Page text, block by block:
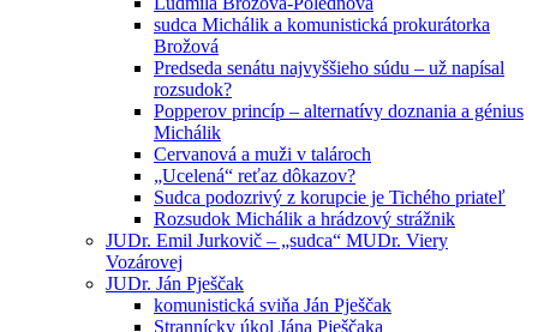
sudca Michálik a komunistická prokurátorka
Brožová
Predseda senátu najvyššieho súdu – už napísal
rozsudok?
Popperov princíp – alternatívy doznania a génius
Michálik
Cervanová a muži v talároch
„Ucelená“ reťaz dôkazov?
Sudca podozrivý z korupcie je Tichého priateľ
Rozsudok Michálik a hrádzový strážnik
JUDr. Emil Jurkovič – „sudca“ MUDr. Viery
Vozárovej
JUDr. Ján Pješčak
komunistická sviňa Ján Pješčak
Strannícky úkol Jána Pješčaka